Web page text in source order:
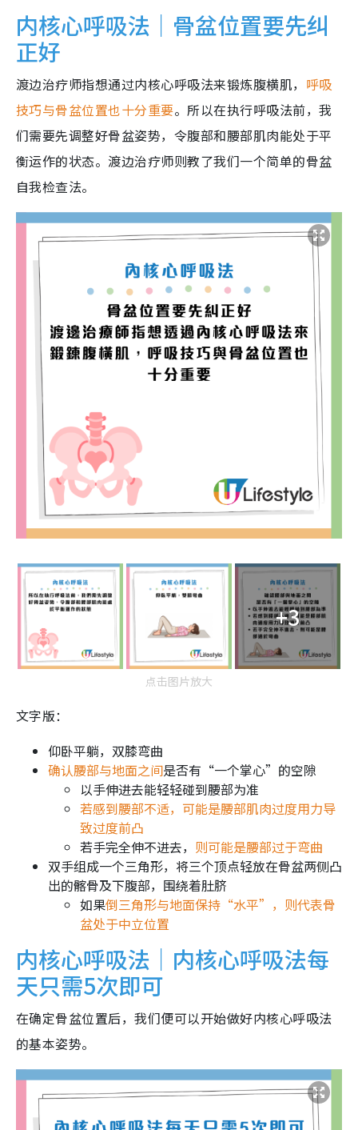
内核心呼吸法｜骨盆位置要先纠
正好
渡边治疗师指想通过内核心呼吸法来锻炼腹横肌， 呼吸
技巧与骨盆位置也十分重要。所以在执行呼吸法前，我
们需要先调整好骨盆姿势，令腹部和腰部肌肉能处于平
衡运作的状态。渡边治疗师则教了我们一个简单的骨盆
自我检查法。
+3
点击图片放大
文字版：
仰卧平躺，双膝弯曲
确认腰部与地面之间是否有“一个掌心”的空隙
以手伸进去能轻轻碰到腰部为准
若感到腰部不适，可能是腰部肌肉过度用力导
致过度前凸
若手完全伸不进去， 则可能是腰部过于弯曲
双手组成一个三角形，将三个顶点轻放在骨盆两侧凸
出的髂骨及下腹部，围绕着肚脐
如果倒三角形与地面保持“水平”，则代表骨
盆处于中立位置
内核心呼吸法｜内核心呼吸法每
天只需5次即可
在确定骨盆位置后，我们便可以开始做好内核心呼吸法
的基本姿势。